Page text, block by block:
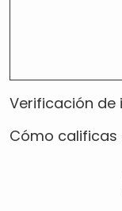
Verificación de
Cómo calificas